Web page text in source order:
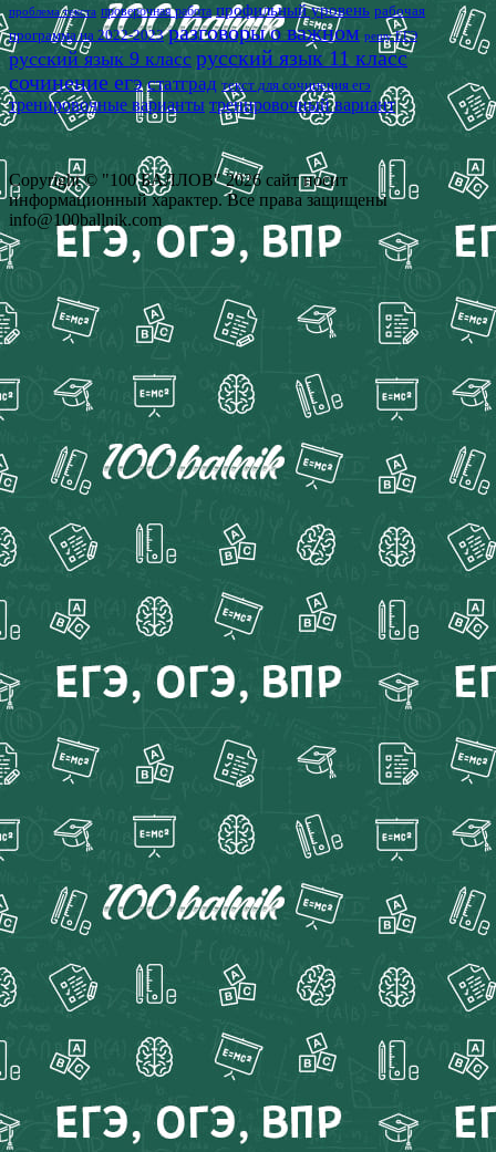
проблема текста проверочная работа профильный уровень рабочая
программа на 2022-2023 разговоры о важном решу ЕГЭ
русский язык 9 класс русский язык 11 класс
сочинение егэ статград текст для сочинения егэ
тренировочные варианты тренировочный вариант
Copyright © "100 БАЛЛОВ" 2026 сайт носит
информационный характер. Все права защищены
info@100ballnik.com